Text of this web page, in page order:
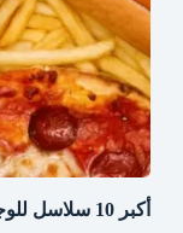
أكبر 10 سلاسل للوجبات السريعة في العالم